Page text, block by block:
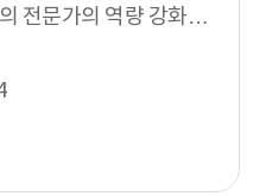
전문가의 역량 강화,